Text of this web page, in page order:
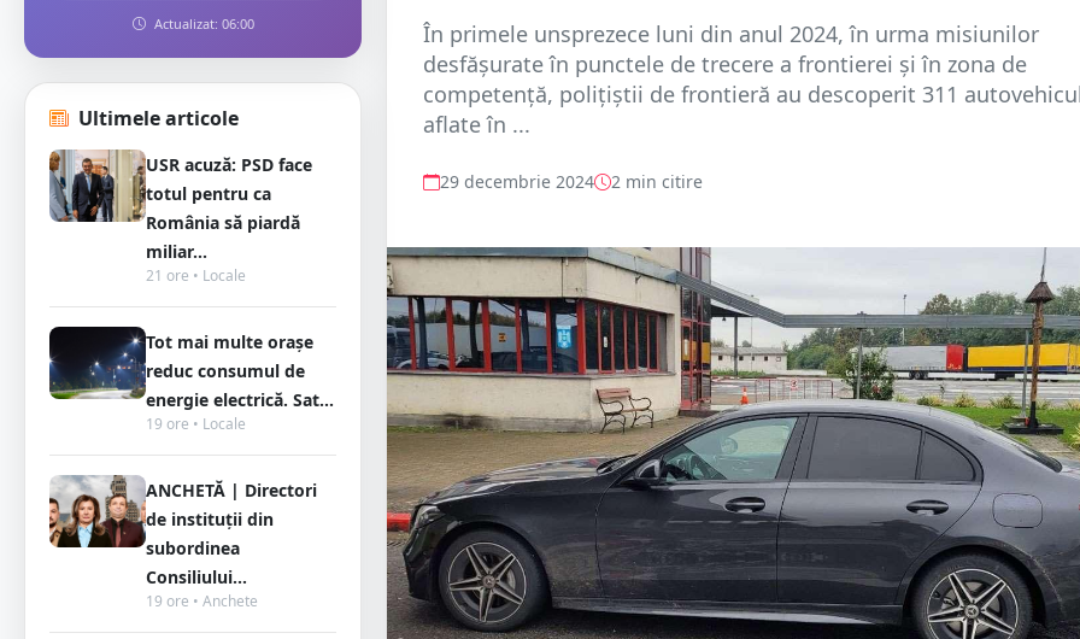
Actualizat: 06:00
Ultimele articole
USR acuză: PSD face
totul pentru ca
România să piardă
miliar...
21 ore • Locale
Tot mai multe orașe
reduc consumul de
energie electrică. Sat...
19 ore • Locale
ANCHETĂ | Directori
de instituții din
subordinea
Consiliului...
19 ore • Anchete
În primele unsprezece luni din anul 2024, în urma misiunilor
desfăşurate în punctele de trecere a frontierei şi în zona de
competenţă, poliţiştii de frontieră au descoperit 311
aflate în ...
29 decembrie 2024 2 min citire